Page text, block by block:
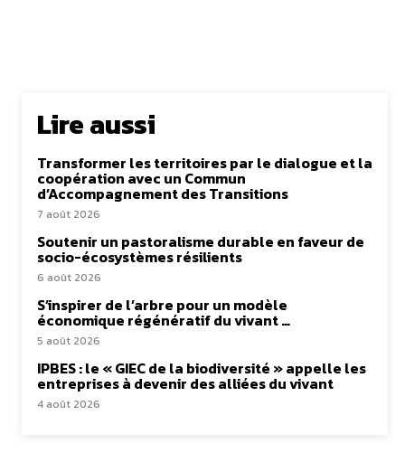
Lire aussi
Transformer les territoires par le dialogue et la
coopération avec un Commun
d’Accompagnement des Transitions
7 août 2026
Soutenir un pastoralisme durable en faveur de
socio-écosystèmes résilients
6 août 2026
S’inspirer de l’arbre pour un modèle
économique régénératif du vivant …
5 août 2026
IPBES : le « GIEC de la biodiversité » appelle les
entreprises à devenir des alliées du vivant
4 août 2026